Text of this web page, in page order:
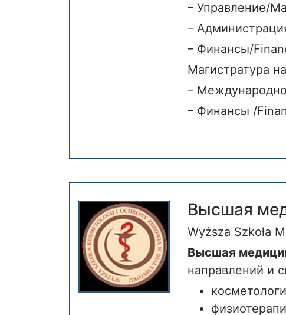
– Управление/
–
– Финансы/
Магистратура
–
– Финансы /
Высшая
Wyższa Szkoła
Высшая
направлений и